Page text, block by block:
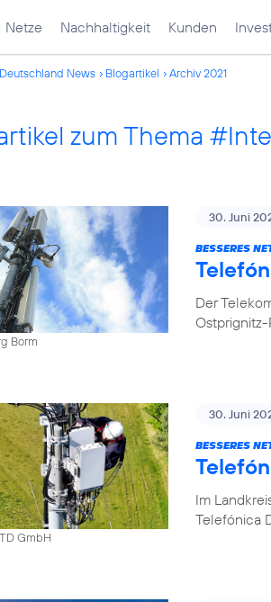
Netze Nachhaltigkeit Kunden
News Blogartikel Archiv 2021
zum Thema
Borm
30. Juni
BESSERES
Der
GmbH
30. Juni
BESSERES
Im
Telefónica